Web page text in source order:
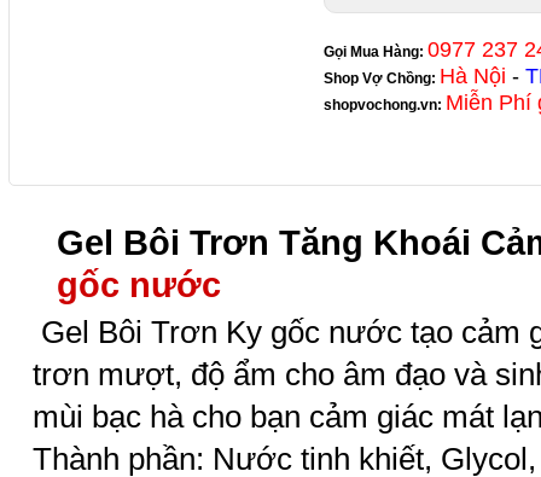
Gọi Mua Hàng: 0977 237
Shop Vợ Chồng: Hà Nội -
shopvochong.vn: Miễn Phí
Gel Bôi Trơn Tăng Khoái
gốc nước
Gel Bôi Trơn Ky gốc nước tạo cảm
trơn mượt, độ ẩm cho âm đạo và
mùi bạc hà cho bạn cảm giác mát
Thành phần: Nước tinh khiết,